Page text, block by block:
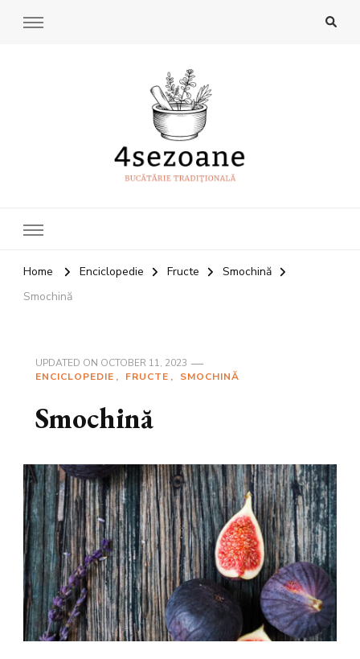
Home Enciclopedie Fructe
Smochină
Smochină
UPDATED ON OCTOBER 11, 2023
ENCICLOPEDIE
FRUCTE SMOCHINĂ
Smochină